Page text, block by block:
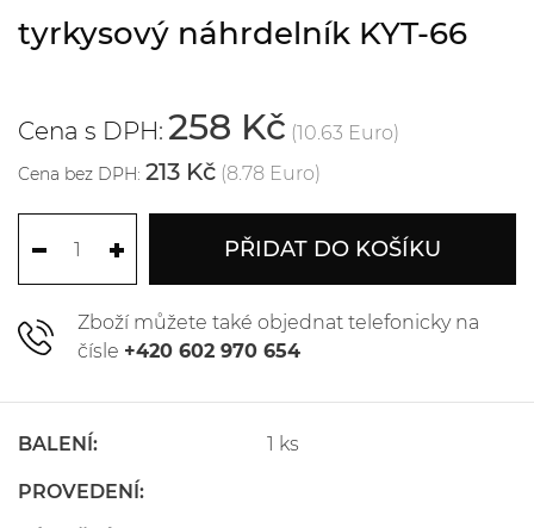
tyrkysový náhrdelník KYT-66
Cena s DPH: 258 Kč (10.63 Euro)
Cena bez DPH: 213 Kč (8.78 Euro)
PŘIDAT DO KOŠÍKU
Zboží můžete také objednat telefonicky na
čísle +420 602 970 654
BALENÍ: 1 ks
PROVEDENÍ: